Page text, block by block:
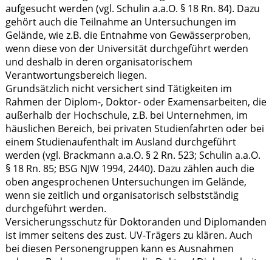
aufgesucht werden (vgl. Schulin a.a.O. § 18 Rn. 84). Dazu
gehört auch die Teilnahme an Untersuchungen im
Gelände, wie z.B. die Entnahme von Gewässerproben,
wenn diese von der Universität durchgeführt werden
und deshalb in deren organisatorischem
Verantwortungsbereich liegen.
Grundsätzlich nicht versichert sind Tätigkeiten im
Rahmen der Diplom-, Doktor- oder Examensarbeiten, die
außerhalb der Hochschule, z.B. bei Unternehmen, im
häuslichen Bereich, bei privaten Studienfahrten oder bei
einem Studienaufenthalt im Ausland durchgeführt
werden (vgl. Brackmann a.a.O. § 2 Rn. 523; Schulin a.a.O.
§ 18 Rn. 85; BSG NJW 1994, 2440). Dazu zählen auch die
oben angesprochenen Untersuchungen im Gelände,
wenn sie zeitlich und organisatorisch selbstständig
durchgeführt werden.
Versicherungsschutz für Doktoranden und Diplomanden
ist immer seitens des zust. UV-Trägers zu klären. Auch
bei diesen Personengruppen kann es Ausnahmen